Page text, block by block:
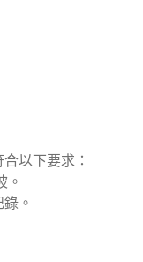
以下要求：
。
。